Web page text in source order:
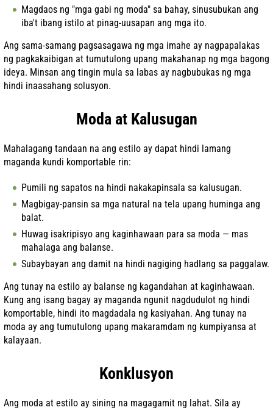
Magdaos ng "mga gabi ng moda" sa bahay, sinusubukan ang
iba't ibang istilo at pinag-uusapan ang mga ito.
Ang sama-samang pagsasagawa ng mga imahe ay nagpapalakas
ng pagkakaibigan at tumutulong upang makahanap ng mga bagong
ideya. Minsan ang tingin mula sa labas ay nagbubukas ng mga
hindi inaasahang solusyon.
Moda at Kalusugan
Mahalagang tandaan na ang estilo ay dapat hindi lamang
maganda kundi komportable rin:
Pumili ng sapatos na hindi nakakapinsala sa kalusugan.
Magbigay-pansin sa mga natural na tela upang huminga ang
balat.
Huwag isakripisyo ang kaginhawaan para sa moda — mas
mahalaga ang balanse.
Subaybayan ang damit na hindi nagiging hadlang sa paggalaw.
Ang tunay na estilo ay balanse ng kagandahan at kaginhawaan.
Kung ang isang bagay ay maganda ngunit nagdudulot ng hindi
komportable, hindi ito magdadala ng kasiyahan. Ang tunay na
moda ay ang tumutulong upang makaramdam ng kumpiyansa at
kalayaan.
Konklusyon
Ang moda at estilo ay sining na magagamit ng lahat. Sila ay